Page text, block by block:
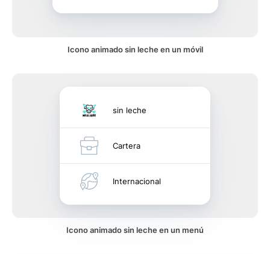
Icono animado sin leche en un móvil
sin leche
Cartera
Internacional
Icono animado sin leche en un menú